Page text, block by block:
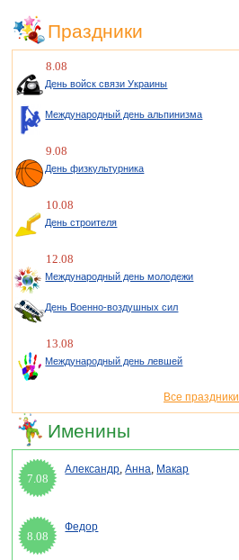
Праздники
8.08
День войск связи Украины
Международный день альпинизма
9.08
День физкультурника
10.08
День строителя
12.08
Международный день молодежи
День Военно-воздушных сил
13.08
Международный день левшей
Все праздники
Именины
7.08
Александр,Анна, Макар
8.08
Федор